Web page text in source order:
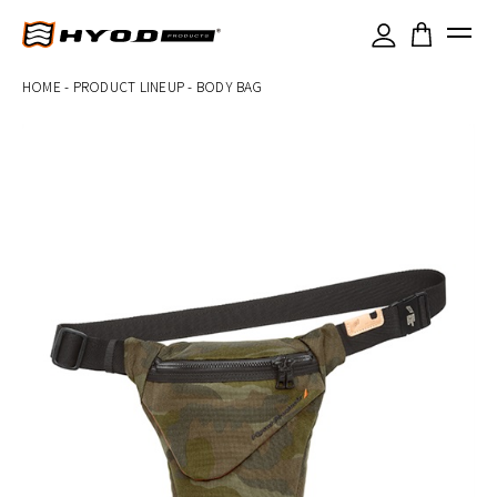
HOME - PRODUCT LINEUP- BODY BAG ×